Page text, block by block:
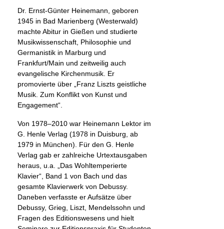
Dr. Ernst-Günter Heinemann, geboren
1945 in Bad Marienberg (Westerwald)
machte Abitur in Gießen und studierte
Musikwissenschaft, Philosophie und
Germanistik in Marburg und
Frankfurt/Main und zeitweilig auch
evangelische Kirchenmusik. Er
promovierte über „Franz Liszts geistliche
Musik. Zum Konflikt von Kunst und
Engagement“.
Von 1978–2010 war Heinemann Lektor im
G. Henle Verlag (1978 in Duisburg, ab
1979 in München). Für den G. Henle
Verlag gab er zahlreiche Urtextausgaben
heraus, u.a. „Das Wohltemperierte
Klavier“, Band 1 von Bach und das
gesamte Klavierwerk von Debussy.
Daneben verfasste er Aufsätze über
Debussy, Grieg, Liszt, Mendelssohn und
Fragen des Editionswesens und hielt